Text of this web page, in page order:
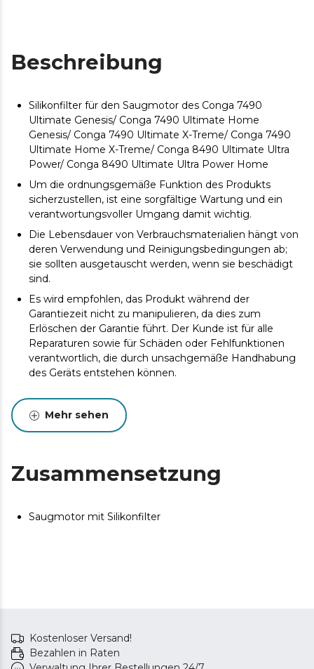
Beschreibung
Silikonfilter für den Saugmotor des Conga 7490
Ultimate Genesis/ Conga 7490 Ultimate Home
Genesis/ Conga 7490 Ultimate X-Treme/ Conga 7490
Ultimate Home X-Treme/ Conga 8490 Ultimate Ultra
Power/ Conga 8490 Ultimate Ultra Power Home
Um die ordnungsgemäße Funktion des Produkts
sicherzustellen, ist eine sorgfältige Wartung und ein
verantwortungsvoller Umgang damit wichtig.
Die Lebensdauer von Verbrauchsmaterialien hängt von
deren Verwendung und Reinigungsbedingungen ab;
sie sollten ausgetauscht werden, wenn sie beschädigt
sind.
Es wird empfohlen, das Produkt während der
Garantiezeit nicht zu manipulieren, da dies zum
Erlöschen der Garantie führt. Der Kunde ist für alle
Reparaturen sowie für Schäden oder Fehlfunktionen
verantwortlich, die durch unsachgemäße Handhabung
des Geräts entstehen können.
Qualität und optimale Leistung. Um die Lebensdauer
des Produkts zu verlängern, wird eine Wartung
Mehr sehen
Zusammensetzung
Saugmotor mit Silikonfilter
Kostenloser Versand!
Bezahlen in Raten